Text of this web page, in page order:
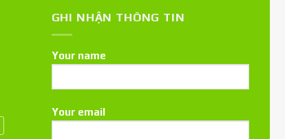
GHI NHẬN THÔNG TIN
Your name
Your email